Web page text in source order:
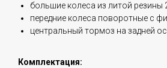
большие колеса из литой резины
передние колеса поворотные с
центральный тормоз на задней
Комплектация: